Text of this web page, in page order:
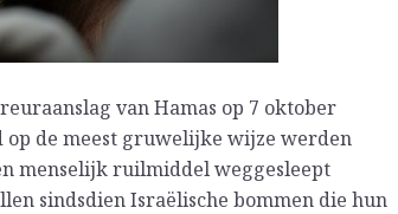
van Hamas op 7 oktober
op de meest gruwelijke wijze werden
menselijk ruilmiddel weggesleept
sindsdien Israëlische bommen die hun